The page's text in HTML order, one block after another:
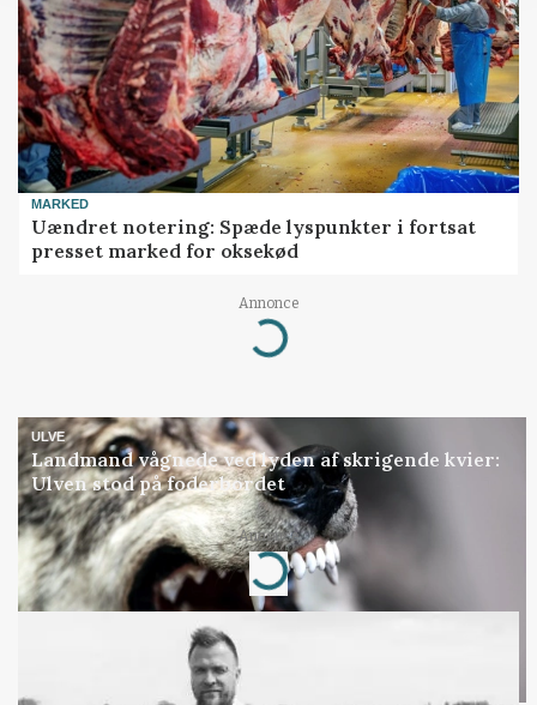
MARKED
Uændret notering: Spæde lyspunkter i fortsat
presset marked for oksekød
Annonce
Loading...
ULVE
Landmand vågnede ved lyden af skrigende kvier:
Ulven stod på foderbordet
Annonce
Loading...